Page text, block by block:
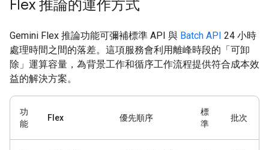
Flex 推論的運作方式
Gemini Flex 推論功能可彌補標準 API 與 Batch API 24 小時
處理時間之間的落差。這項服務會利用離峰時段的「可卸
除」運算容量，為背景工作和循序工作流程提供符合成本效
益的解決方案。
功
能
Flex 優先順序
標
準
批次